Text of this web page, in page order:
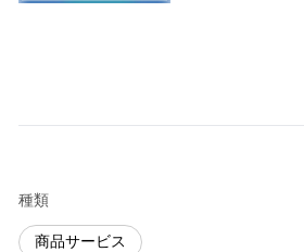
種類
商品サービス